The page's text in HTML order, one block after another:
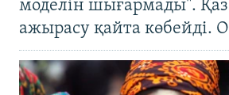
моделін шығармады".
ажырасу қайта көбейді.